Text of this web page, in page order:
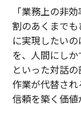
「業務上の非
割のあくまで
に実現したい
を、人間にし
といった対話
作業が代替され
信頼を築く価値